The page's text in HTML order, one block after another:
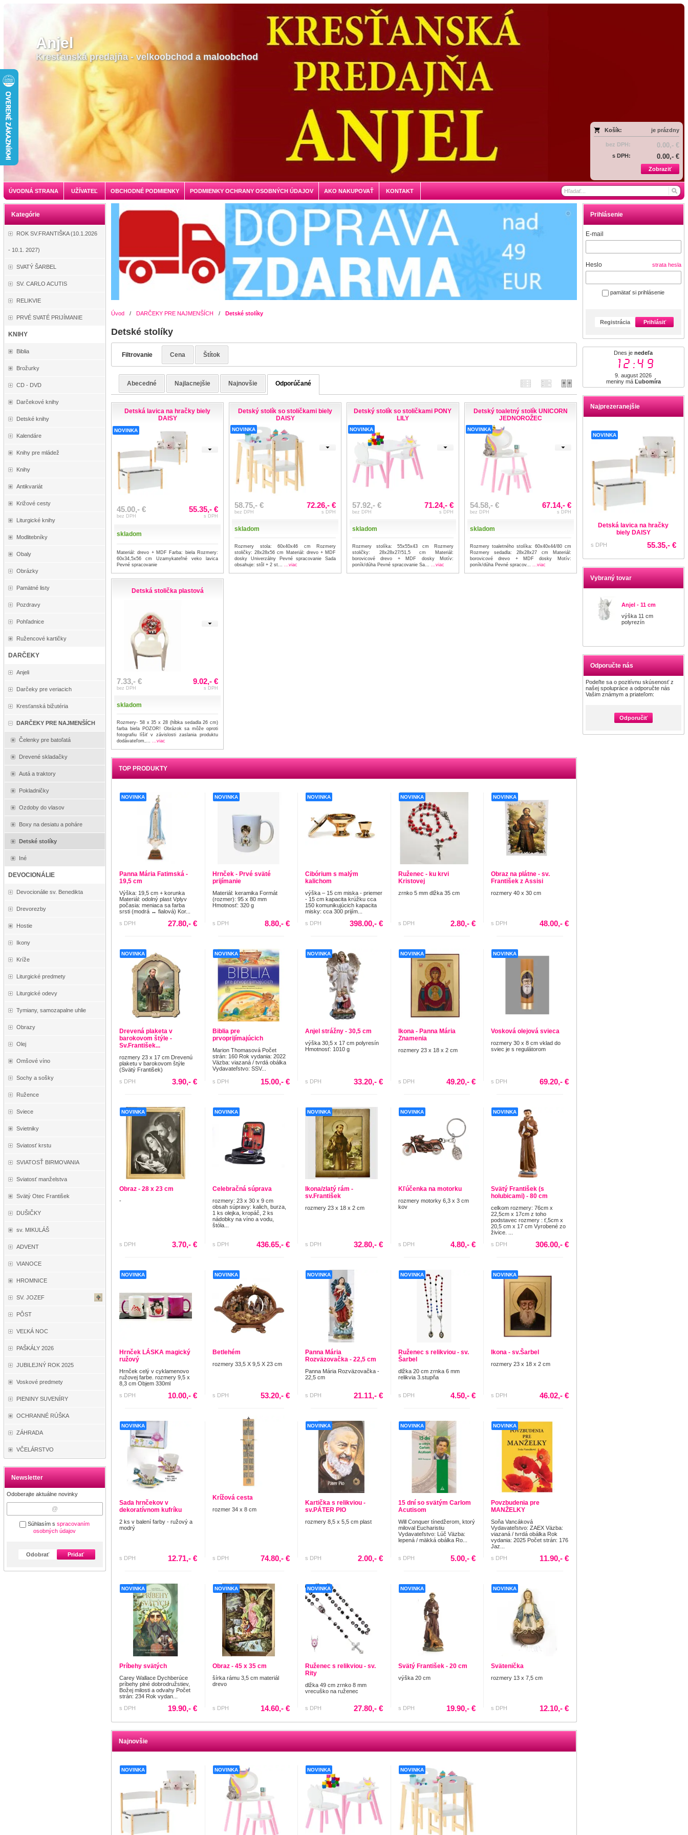
Košík: je prázdny
bez DPH: 0.00,- €
s DPH: 0.00,- €
Zobraziť
Anjel
Kresťanská predajňa - velkoobchod a maloobchod
ÚVODNÁ STRANA UŽÍVATEĽ OBCHODNÉ PODMIENKY PODMIENKY OCHRANY OSOBNÝCH ÚDAJOV AKO NAKUPOVAŤ KONTAKT
Kategórie
ROK SV.FRANTIŠKA (10.1.2026
- 10.1. 2027)
SVATÝ ŠARBEL
SV. CARLO ACUTIS
RELIKVIE
PRVÉ SVATÉ PRIJÍMANIE
KNIHY
Biblia
Brožurky
CD - DVD
Darčekové knihy
Detské knihy
Kalendáre
Knihy pre mládež
Knihy
Antikvariát
Križové cesty
Liturgické knihy
Modlitebníky
Obaly
Obrázky
Pamätné listy
Pozdravy
Pohľadnice
Ružencové kartičky
DARČEKY
Anjeli
Darčeky pre veriacich
Kresťanská bižutéria
DARČEKY PRE NAJMENŠÍCH
Čelenky pre batoľatá
Drevené skladačky
Autá a traktory
Pokladničky
Ozdoby do vlasov
Boxy na desiatu a poháre
Detské stolíky
Iné
DEVOCIONÁLIE
Devocionálie sv. Benedikta
Drevorezby
Hostie
Ikony
Kríže
Liturgické predmety
Liturgické odevy
Tymiany, samozapalne uhlie
Obrazy
Olej
Omšové víno
Sochy a sošky
Ružence
Sviece
Svietniky
Sviatosť krstu
SVIATOSŤ BIRMOVANIA
Sviatosť manželstva
Svätý Otec František
DUŠIČKY
sv. MIKULÁŠ
ADVENT
VIANOCE
HROMNICE
SV. JOZEF
PÔST
VEĽKÁ NOC
PAŠKÁLY 2026
JUBILEJNÝ ROK 2025
Voskové predmety
PIENINY SUVENÍRY
OCHRANNÉ RÚŠKA
ZÁHRADA
VČELÁRSTVO
Newsletter
Odoberajte aktuálne novinky
Súhlasím sspracovaním
osobných údajov
Odobrať Pridať
Prihlásenie
E-mail
Heslo strata hesla
pamätať si prihlásenie
Registrácia Prihlásiť
Dnes jenedeľa
12:49
9. august 2026
meniny má Ľubomíra
Najprezeranejšie
NOVINKA
Detská lavica na hračky
biely DAISY
s DPH 55.35,- €
Vybraný tovar
Anjel - 11 cm
výška 11 cm
polyrezín
Odporučte nás
Podeľte sa o pozitívnu skúsenosť z
našej spolupráce a odporučte nás
Vašim známym a priateľom:
Odporučiť
Úvod / DARČEKY PRE NAJMENŠÍCH / Detské stolíky
Detské stolíky
Filtrovanie Cena Štítok
Abecedné Najlacnejšie Najnovšie Odporúčané
Detská lavica na hračky biely
DAISY
NOVINKA
45.00,- €
bez DPH
55.35,- €
s DPH
skladom
Materiál: drevo + MDF Farba: biela Rozmery:
60x34,5x56 cm Uzamykateľné veko lavica
Pevné spracovanie
Detský stolík so stoličkami biely
DAISY
NOVINKA
58.75,- €
bez DPH
72.26,- €
s DPH
skladom
Rozmery stola: 60x40x46 cm Rozmery
stoličky: 28x28x56 cm Materiál: drevo + MDF
dosky Univerzálny Pevné spracovanie Sada
obsahuje: stôl + 2 st...
...viac
Detský stolík so stoličkami PONY
LILY
NOVINKA
57.92,- €
bez DPH
71.24,- €
s DPH
skladom
Rozmery stolíka: 55x55x43 cm Rozmery
stoličky: 28x28x27/51,5 cm Materiál:
borovicové drevo + MDF dosky Motív:
poník/dúha Pevné spracovanie Sa...
...viac
Detský toaletný stolík UNICORN
JEDNOROŽEC
NOVINKA
54.58,- €
bez DPH
67.14,- €
s DPH
skladom
Rozmery toaletného stolíka: 60x40x44/80 cm
Rozmery sedadla: 28x28x27 cm Materiál:
borovicové drevo + MDF dosky Motív:
poník/dúha Pevné spracov...
...viac
Detská stolička plastová
7.33,- €
bez DPH
9.02,- €
s DPH
skladom
Rozmery- 58 x 35 x 28 (hĺbka sedadla 26 cm)
farba biela POZOR! Obrázok sa môže oproti
fotografiu líšiť v závislosti zaslania produktu
dodávateľom,...
...viac
TOP PRODUKTY
NOVINKA
Panna Mária Fatimská -
19,5 cm
Výška: 19,5 cm + korunka
Materiál: odolný plast Vplyv
počasia: meniaca sa farba
srsti (modrá ↔ fialová) Kor...
s DPH
27.80,- €
NOVINKA
Hrnček - Prvé sväté
prijímanie
Materiál: keramika Formát
(rozmer): 95 x 80 mm
Hmotnosť: 320 g
s DPH 8.80,- €
NOVINKA
Cibórium s malým
kalichom
výška – 15 cm miska - priemer
- 15 cm kapacita krúžku cca
150 komunikujúcich kapacita
misky: cca 300 prijím...
s DPH
398.00,- €
NOVINKA
Ruženec - ku krvi
Kristovej
zrnko 5 mm dlžka 35 cm
s DPH 2.80,- €
NOVINKA
Obraz na plátne - sv.
František z Assisi
rozmery 40 x 30 cm
s DPH 48.00,- €
NOVINKA
Drevená plaketa v
barokovom štýle -
Sv.František...
rozmery 23 x 17 cm Drevenú
plaketu v barokovom štýle
(Svätý František)
s DPH
3.90,- €
NOVINKA
Biblia pre
prvoprijímajúcich
Marion Thomasová Počet
strán: 160 Rok vydania: 2022
Väzba: viazaná / tvrdá obálka
Vydavateľstvo: SSV...
s DPH 15.00,- €
NOVINKA
Anjel strážny - 30,5 cm
výška 30,5 x 17 cm polyresín
Hmotnosť: 1010 g
s DPH 33.20,- €
NOVINKA
Ikona - Panna Mária
Znamenia
rozmery 23 x 18 x 2 cm
s DPH 49.20,- €
NOVINKA
Vosková olejová svieca
rozmery 30 x 8 cm vklad do
sviec je s regulátorom
s DPH 69.20,- €
NOVINKA
Obraz - 28 x 23 cm
-
s DPH 3.70,- €
NOVINKA
Celebračná súprava
rozmery: 23 x 30 x 9 cm
obsah súpravy: kalich, burza,
1 ks olejka, kropáč, 2 ks
nádobky na víno a vodu,
štóla...
s DPH 436.65,- €
NOVINKA
Ikona/zlatý rám -
sv.František
rozmery 23 x 18 x 2 cm
s DPH 32.80,- €
NOVINKA
Kľúčenka na motorku
rozmery motorky 6,3 x 3 cm
kov
s DPH 4.80,- €
NOVINKA
Svätý František (s
holubicami) - 80 cm
celkom rozmery: 76cm x
22,5cm x 17cm z toho
podstavec rozmery : ť,5cm x
20,5 cm x 17 cm Vyrobené zo
živice. ...
s DPH
306.00,- €
NOVINKA
Hrnček LÁSKA magický
ružový
Hrnček celý v cyklamenovo
ružovej farbe. rozmery 9,5 x
8,3 cm Objem 330ml
s DPH
10.00,- €
NOVINKA
Betlehém
rozmery 33,5 X 9,5 X 23 cm
s DPH 53.20,- €
NOVINKA
Panna Mária
Rozväzovačka - 22,5 cm
Panna Mária Rozväzovačka -
22,5 cm
s DPH 21.11,- €
NOVINKA
Ruženec s relikviou - sv.
Šarbel
dlžka 20 cm zrnka 6 mm
relikvia 3.stupňa
s DPH 4.50,- €
NOVINKA
Ikona - sv.Šarbel
rozmery 23 x 18 x 2 cm
s DPH 46.02,- €
NOVINKA
Sada hrnčekov v
dekoratívnom kufríku
2 ks v balení farby - ružový a
modrý
s DPH 12.71,- €
Krížová cesta
rozmer 34 x 8 cm
s DPH 74.80,- €
NOVINKA
Kartička s relikviou -
sv.PÁTER PIO
rozmery 8,5 x 5,5 cm plast
s DPH 2.00,- €
NOVINKA
15 dní so svätým Carlom
Acutisom
Will Conquer tínedžerom, ktorý
miloval Eucharistiu
Vydavateľstvo: Lúč Väzba:
lepená / mäkká obálka Ro...
s DPH 5.00,- €
NOVINKA
Povzbudenia pre
MANŽELKY
Soňa Vancáková
Vydavateľstvo: ZAEX Väzba:
viazaná / tvrdá obálka Rok
vydania: 2025 Počet strán: 176
Jaz...
s DPH
11.90,- €
NOVINKA
Príbehy svätých
Carey Wallace Dychberúce
príbehy plné dobrodružstiev,
Božej milosti a odvahy Počet
strán: 234 Rok vydan...
s DPH
19.90,- €
NOVINKA
Obraz - 45 x 35 cm
šírka rámu 3,5 cm materiál
drevo
s DPH 14.60,- €
NOVINKA
Ruženec s relikviou - sv.
Rity
dlžka 49 cm zrnko 8 mm
vrecuško na ruženec
s DPH 27.80,- €
NOVINKA
Svätý František - 20 cm
výška 20 cm
s DPH 19.90,- €
NOVINKA
Svätenička
rozmery 13 x 7,5 cm
s DPH 12.10,- €
Najnovšie
NOVINKA NOVINKA NOVINKA NOVINKA